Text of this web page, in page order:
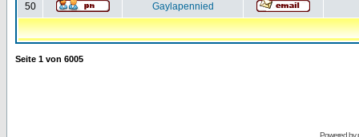
50 Gaylapennied
Seite 1 von 6005
Powered by